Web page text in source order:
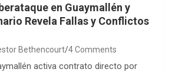
en Guaymallén y
Revela Fallas y Conflictos
Bethencourt 4 Comments
activa contrato directo por